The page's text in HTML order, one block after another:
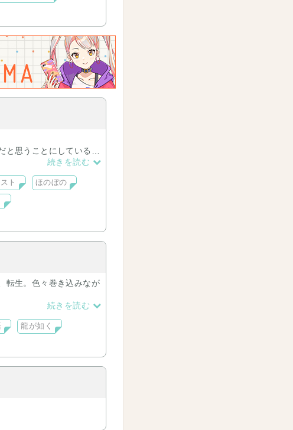
と思うことにしている
語や、龍が主人公のシ
にサードインパクトが起
続きを読む
ト ほのぼの
転生。色々巻き込みなが
成姉、秀麗双子の姉、桐
続きを読む
龍が如く